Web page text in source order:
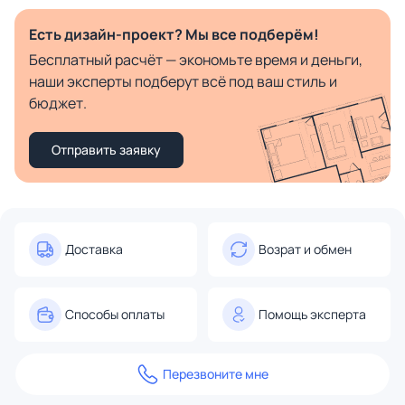
Есть дизайн-проект? Мы все подберём!
Бесплатный расчёт — экономьте время и деньги,
наши эксперты подберут всё под ваш стиль и
бюджет.
Отправить заявку
Доставка Возрат и обмен
Способы оплаты Помощь эксперта
Перезвоните мне